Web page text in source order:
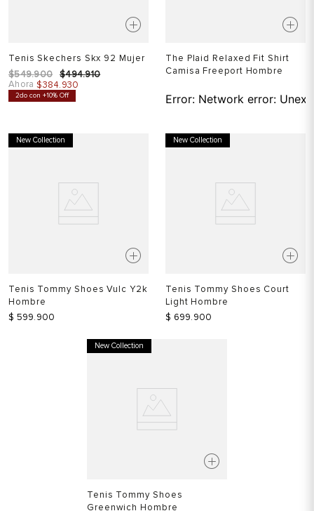
Tenis Skechers Skx 92 Mujer
$549.900 $494.910
Ahora $384.930
2do con +10% Off
The Plaid Relaxed Fit Shirt
Camisa Freeport Hombre
Error: Network error:
New Collection
Tenis Tommy Shoes Vulc Y2k
Hombre
$ 599.900
New Collection
Tenis Tommy Shoes Court
Light Hombre
$ 699.900
New Collection
Tenis Tommy Shoes
Greenwich Hombre